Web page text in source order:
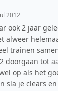
2012
ook 2 jaar
alweer
trainen
doorgaan tot
op als het
sla je clears